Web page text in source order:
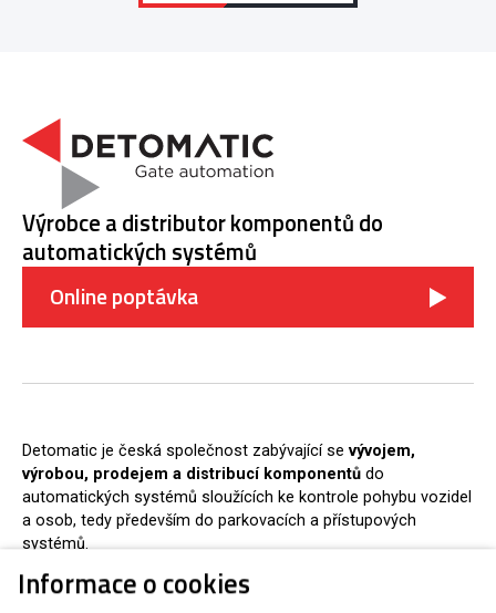
Výrobce a distributor komponentů do
automatických systémů
Online poptávka
Detomatic je česká společnost zabývající se vývojem,
výrobou, prodejem a distribucí komponentů do
automatických systémů sloužících ke kontrole pohybu vozidel
a osob, tedy především do parkovacích a přístupových
systémů.
Obchodní oddělení
Informace o cookies